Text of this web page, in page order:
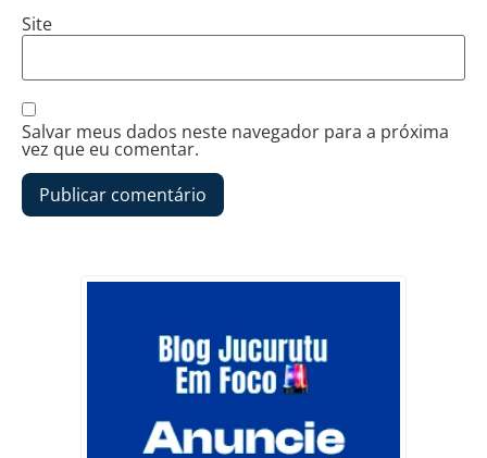
Site
Salvar meus dados neste navegador para a próxima
vez que eu comentar.